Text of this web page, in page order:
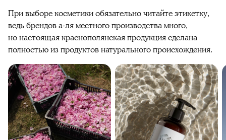
При выборе косметики обязательно читайте этикетку,
ведь брендов а-ля местного производства много,
но настоящая краснополянская продукция сделана
полностью из продуктов натурального происхождения.